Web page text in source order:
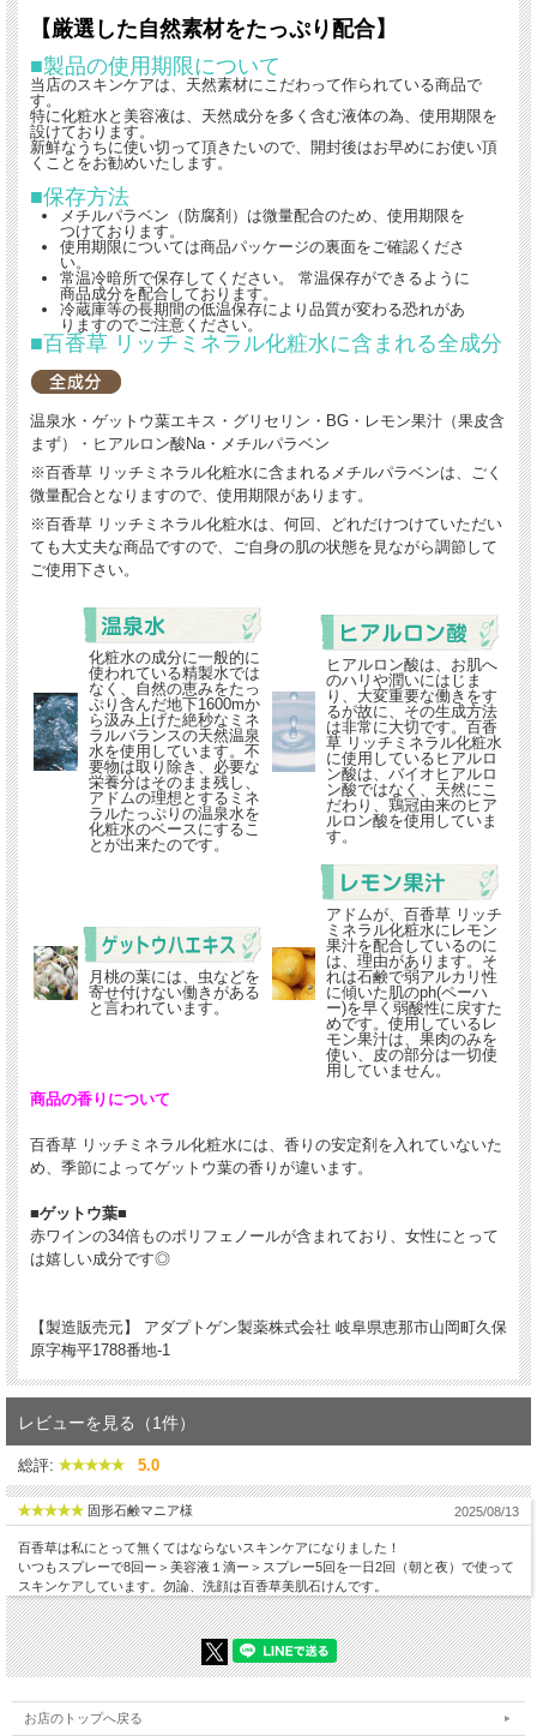
【厳選した自然素材をたっぷり配合】
■製品の使用期限について
当店のスキンケアは、天然素材にこだわって作られている商品で
す。
特に化粧水と美容液は、天然成分を多く含む液体の為、使用期限を
設けております。
新鮮なうちに使い切って頂きたいので、開封後はお早めにお使い頂
くことをお勧めいたします。
■保存方法
メチルパラベン（防腐剤）は微量配合のため、使用期限を
つけております。
使用期限については商品パッケージの裏面をご確認くださ
い。
常温冷暗所で保存してください。 常温保存ができるように
商品成分を配合しております。
冷蔵庫等の長期間の低温保存により品質が変わる恐れがあ
りますのでご注意ください。
■百香草 リッチミネラル化粧水に含まれる全成分
温泉水・ゲットウ葉エキス・グリセリン・BG・レモン果汁（果皮含
まず）・ヒアルロン酸Na・メチルパラベン
※百香草 リッチミネラル化粧水に含まれるメチルパラベンは、ごく
微量配合となりますので、使用期限があります。
※百香草 リッチミネラル化粧水は、何回、どれだけつけていただい
ても大丈夫な商品ですので、ご自身の肌の状態を見ながら調節して
ご使用下さい。
化粧水の成分に一般的に
使われている精製水では
なく、自然の恵みをたっ
ぷり含んだ地下1600mか
ら汲み上げた絶秒なミネ
ラルバランスの天然温泉
水を使用しています。不
要物は取り除き、必要な
栄養分はそのまま残し、
アドムの理想とするミネ
ラルたっぷりの温泉水を
化粧水のベースにするこ
とが出来たのです。
ヒアルロン酸は、お肌へ
のハリや潤いにはじま
り、大変重要な働きをす
るが故に、その生成方法
は非常に大切です。百香
草 リッチミネラル化粧水
に使用しているヒアルロ
ン酸は、バイオヒアルロ
ン酸ではなく、天然にこ
だわり、鶏冠由来のヒア
ルロン酸を使用していま
す。
月桃の葉には、虫などを
寄せ付けない働きがある
と言われています。
アドムが、百香草 リッチ
ミネラル化粧水にレモン
果汁を配合しているのに
は、理由があります。そ
れは石鹸で弱アルカリ性
に傾いた肌のph(ペーハ
ー)を早く弱酸性に戻すた
めです。使用しているレ
モン果汁は、果肉のみを
使い、皮の部分は一切使
用していません。
商品の香りについて
百香草 リッチミネラル化粧水には、香りの安定剤を入れていないた
め、季節によってゲットウ葉の香りが違います。
■ゲットウ葉■
赤ワインの34倍ものポリフェノールが含まれており、女性にとって
は嬉しい成分です◎
【製造販売元】 アダプトゲン製薬株式会社 岐阜県恵那市山岡町久保
原字梅平1788番地-1
レビューを見る（1件）
総評: 5.0
固形石鹸マニア様 2025/08/13
百香草は私にとって無くてはならないスキンケアになりました！
いつもスプレーで8回ー＞美容液１滴ー＞スプレー5回を一日2回（朝と夜）で使って
スキンケアしています。勿論、洗顔は百香草美肌石けんです。
お店のトップへ戻る